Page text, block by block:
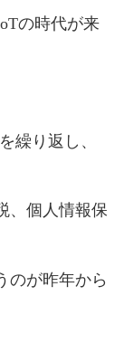
の時代が来
を繰 り返し、
、個人情報保
のが昨年から